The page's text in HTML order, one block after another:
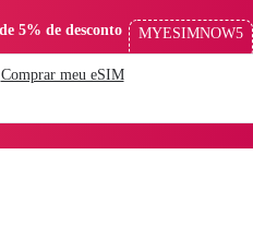
MYESIMNOW5
Comprar meu eSIM